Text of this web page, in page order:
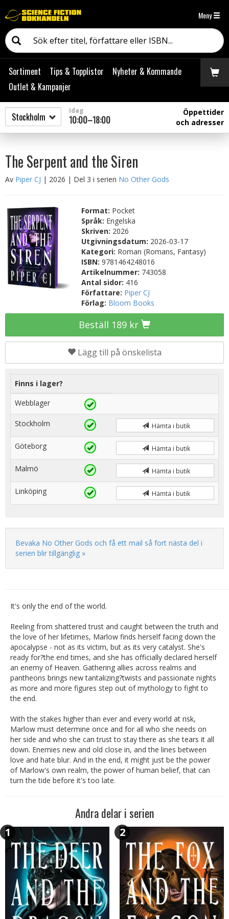
Meny
Sortiment Tips & Topplistor
Nyheter & Kommande
Outlet & Kampanjer
Idag
10:00–18:00
Öppettider
och adresser
The Serpent and the Siren
Av Piper CJ | 2026 | Del 3 i serien No Other Gods
Format: Pocket
Språk: Engelska
Skriven: 2026
Utgivningsdatum: 2026-03-17
Kategori: Roman (Romans, Fantasy)
ISBN:9781464248016
Artikelnummer: 743058
Antal sidor: 416
Författare: Piper CJ
Förlag: Bloom Books
Beställ 189 kr
Lägg till på önskelista
Finns i lager?
Webblager
Stockholm Hämta i butik
Göteborg Hämta i butik
Malmö Hämta i butik
Linköping Hämta i butik
Bevaka No Other Gods och få ett mail så fort nästa del i
serien blir tillgänglig »
It's only the end of the world.
Reeling from shattered trust and caught between the truth and
the love of her lifetimes, Marlow finds herself facing down the
apocalypse - not as its victim, but as its very catalyst. She's
ready for?the end times, and she has officially declared herself
an enemy of Heaven. Gathering allies across realms and
pantheons brings new tantalizing?twists and passionate nights
as more and more figures step out of mythology to fight to
the end.
With the stakes higher than ever and every world at risk,
Marlow must determine once and for all who she needs on
her side and who she can trust to stay there as she tears it all
down. Enemies new and old close in, and the lines between
love and hate blur. And in the end, it might just be the power
of Marlow's own realm, the power of human belief, that can
turn the tide before it's too late.
Andra delar i serien
1 2